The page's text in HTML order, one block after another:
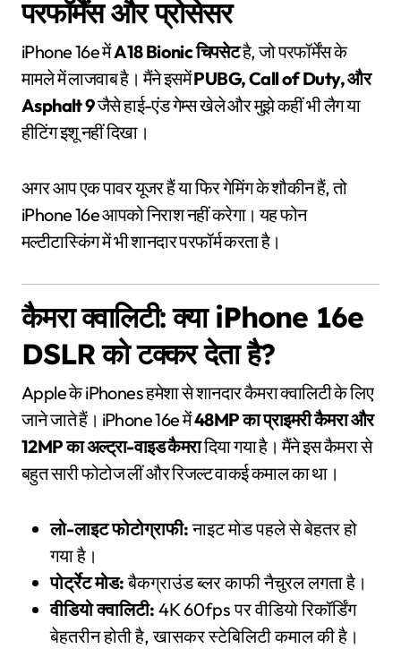
परफॉर्मेंस और प्रोसेसर
iPhone 16e मेंA18 Bionic चिपसेटहै, जो परफॉर्मेंस के
मामले में लाजवाब है। मैंने इसमेंPUBG, Call of Duty, और
Asphalt 9जैसे हाई-एंड गेम्स खेले और मुझे कहीं भी लैग या
हीटिंग इशू नहीं दिखा।
अगर आप एक पावर यूजर हैं या फिर गेमिंग के शौकीन हैं, तो
iPhone 16e आपको निराश नहीं करेगा। यह फोन
मल्टीटास्किंग में भी शानदार परफॉर्म करता है।
कैमरा क्वालिटी: क्या iPhone 16e
DSLR को टक्कर देता है?
Apple के iPhones हमेशा से शानदार कैमरा क्वालिटी के लिए
जाने जाते हैं। iPhone 16e में48MP का प्राइमरी कैमरा और
12MP का अल्ट्रा-वाइड कैमरादिया गया है। मैंने इस कैमरा से
बहुत सारी फोटोज लीं और रिजल्ट वाकई कमाल का था।
लो-लाइट फोटोग्राफी:नाइट मोड पहले से बेहतर हो
गया है।
पोर्ट्रेट मोड:बैकग्राउंड ब्लर काफी नैचुरल लगता है।
वीडियो क्वालिटी: 4K 60fps पर वीडियो रिकॉर्डिंग
बेहतरीन होती है, खासकर स्टेबिलिटी कमाल की है।